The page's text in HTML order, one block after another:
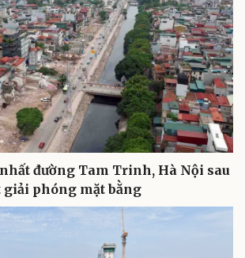
đường Tam Trinh, Hà Nội sau
phóng mặt bằng